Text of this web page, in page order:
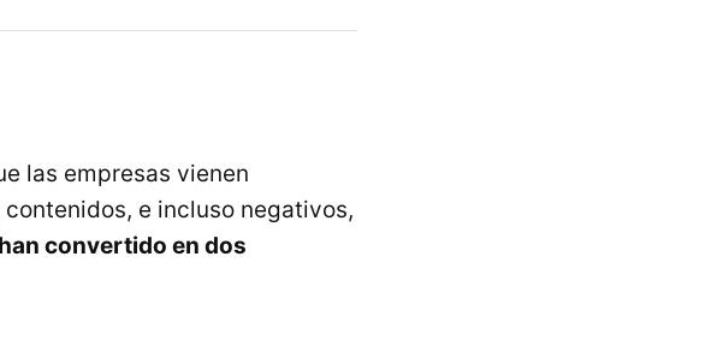
las empresas vienen
e incluso negativos,
convertido en dos